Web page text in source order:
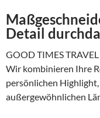
Detail
GOOD TIMES
Wir kombinieren Ihre
persönlichen
außergewöhnlichen